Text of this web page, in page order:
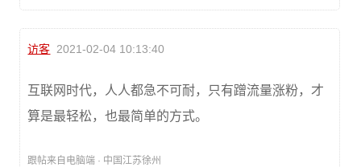
访客 2021-02-04 10:13:40
互联网时代，人人都急不可耐，只有蹭流量涨粉，才
算是最轻松，也最简单的方式。
跟帖来自电脑端 · 中国江苏徐州